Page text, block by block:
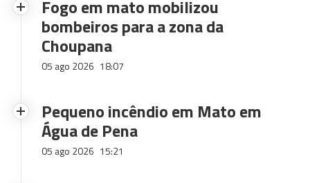
Fogo em mato mobilizou
bombeiros para a zona da
Choupana
05 ago 2026 18:07
Pequeno incêndio em Mato em
Água de Pena
05 ago 2026 15:21